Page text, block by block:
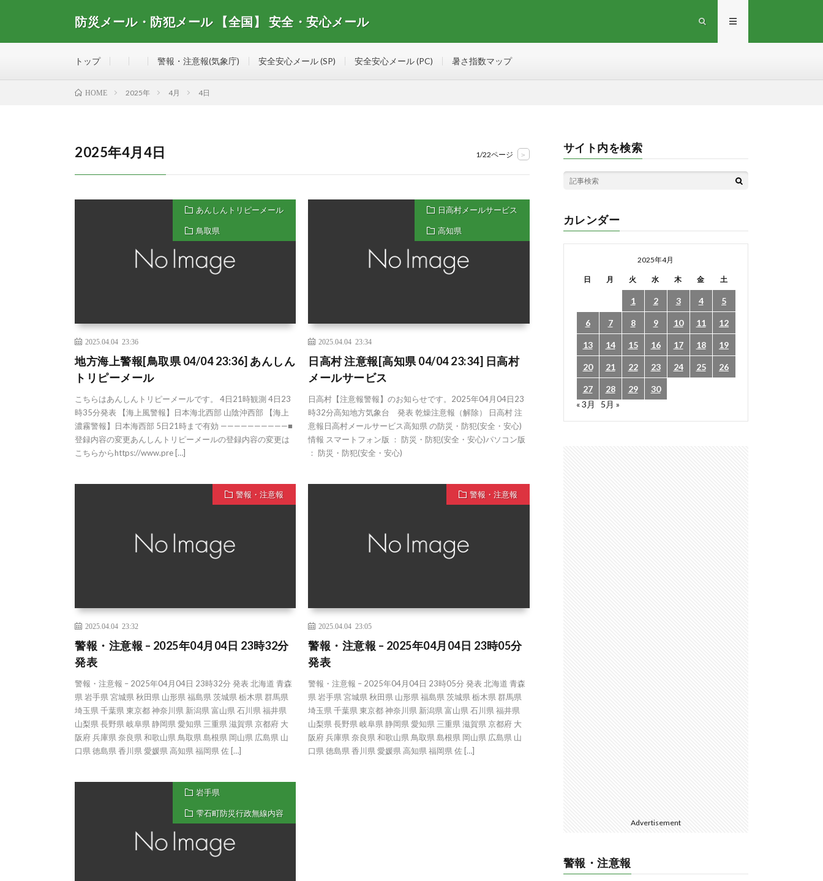
防災メール・防犯メール 【全国】 安全・安心メール
トップ 警報・注意報(気象庁) 安全安心メール (SP) 安全安心メール (PC) 暑さ指数マップ
HOME 2025年 4月 4日
2025年4月4日 1/22ページ >
あんしんトリピーメール
鳥取県
2025.04.04 23:36
地方海上警報[鳥取県 04/04 23:36] あんしん
トリピーメール
こちらはあんしんトリピーメールです。 4日21時観測 4日23
時35分発表 【海上風警報】日本海北西部 山陰沖西部 【海上
濃霧警報】日本海西部 5日21時まで有効 ——————————■
登録内容の変更あんしんトリピーメールの登録内容の変更は
こちらからhttps://www.pre […]
日高村メールサービス
高知県
2025.04.04 23:34
日高村 注意報[高知県 04/04 23:34] 日高村
メールサービス
日高村【注意報警報】のお知らせです。2025年04月04日23
時32分高知地方気象台 発表 乾燥注意報（解除） 日高村 注
意報日高村メールサービス高知県 の防災・防犯(安全・安心)
情報 スマートフォン版 ： 防災・防犯(安全・安心)パソコン版
： 防災・防犯(安全・安心)
警報・注意報
2025.04.04 23:32
警報・注意報 – 2025年04月04日 23時32分
発表
警報・注意報 – 2025年04月04日 23時32分 発表 北海道 青森
県 岩手県 宮城県 秋田県 山形県 福島県 茨城県 栃木県 群馬県
埼玉県 千葉県 東京都 神奈川県 新潟県 富山県 石川県 福井県
山梨県 長野県 岐阜県 静岡県 愛知県 三重県 滋賀県 京都府 大
阪府 兵庫県 奈良県 和歌山県 鳥取県 島根県 岡山県 広島県 山
口県 徳島県 香川県 愛媛県 高知県 福岡県 佐 […]
警報・注意報
2025.04.04 23:05
警報・注意報 – 2025年04月04日 23時05分
発表
警報・注意報 – 2025年04月04日 23時05分 発表 北海道 青森
県 岩手県 宮城県 秋田県 山形県 福島県 茨城県 栃木県 群馬県
埼玉県 千葉県 東京都 神奈川県 新潟県 富山県 石川県 福井県
山梨県 長野県 岐阜県 静岡県 愛知県 三重県 滋賀県 京都府 大
阪府 兵庫県 奈良県 和歌山県 鳥取県 島根県 岡山県 広島県 山
口県 徳島県 香川県 愛媛県 高知県 福岡県 佐 […]
岩手県
雫石町防災行政無線内容
サイト内を検索
カレンダー
2025年4月
日 月 火 水 木 金 土
1 2 3 4 5
6 7 8 9 10 11 12
13 14 15 16 17 18 19
20 21 22 23 24 25 26
27 28 29
30
« 3月
5月 »
Advertisement
警報・注意報